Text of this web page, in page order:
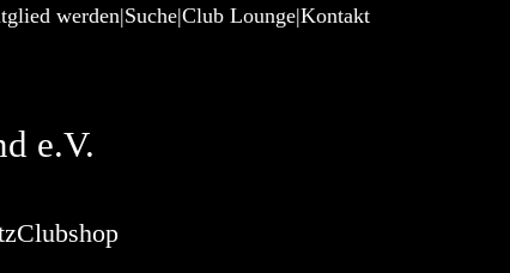
werden Suche Club Lounge Kontakt
e.V.
Clubshop